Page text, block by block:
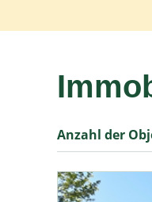
Anzahl der